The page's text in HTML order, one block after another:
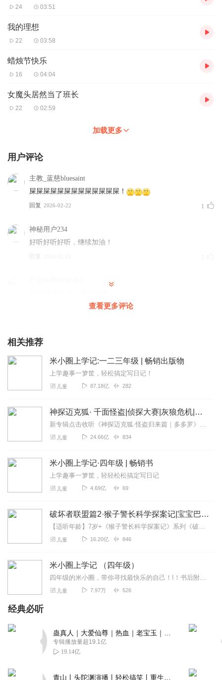
24 03:51
我的理想
22 03:58
蜡烛节快乐
16 04:04
女魔头居然当了班长
22 02:59
加载更多
用户评论
主教_蓝慈bluesaint
屎屎屎屎屎屎屎屎屎屎屎屎屎！
回复 2026-02-22 1
神秘用户234
好听好听好听，继续加油！
回复
好听好听，继续加油呀
2026-07-17
传奇炫彩梦幻凯甲怪兽
好听好听好听好听好听好听好听好听好听好听好听好听好听
好听好听好听好听好听好听好听好听好听好听好听好听好听
好听好听好听
查看更多评论
相关推荐
米小圈上学记:一二三年级 | 畅销出版物
上学趣事一箩筐，轻松搞定写日记！
儿童 87.18亿 282
神探迈克狐· 千面怪盗|侦探大赛|灰狼危机|多多罗
新专辑点击收听《神探迈克狐·怪盗归来篇｜多多罗》！！！>>>点击进入主播橱窗购买《神探迈克狐》系列图书吧!<<<多多罗故事【点击前往】收听多多罗其他好玩有趣的故...
儿童 24.66亿 834
米小圈上学记·四年级 | 畅销书
上学趣事一箩筐，轻轻松松搞定写日记
儿童 4.69亿 69
破坏者联盟篇2·猴子警长科学探案记|宝宝巴士故事
【适听年龄】7岁+《猴子警长科学探案记》系列《破坏者联盟篇1·猴子警长科学探案记》>>>《破坏者联盟篇2·猴子警长科学探案记》>>>《破坏者联盟篇3·猴子警长科...
儿童 16.20亿 846
米小圈上学记 （四年级）
四年级的米小圈，带你寻找最快乐的自己！!！书后附有北猫叔叔的作文魔法
儿童 7.97万 526
经典必听
专辑播放量超19.1亿
19.14亿